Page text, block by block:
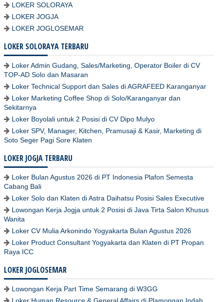
LOKER SOLORAYA
LOKER JOGJA
LOKER JOGLOSEMAR
LOKER SOLORAYA TERBARU
Loker Admin Gudang, Sales/Marketing, Operator Boiler di CV
TOP-AD Solo dan Masaran
Loker Technical Support dan Sales di AGRAFEED Karanganyar
Loker Marketing Coffee Shop di Solo/Karanganyar dan
Sekitarnya
Loker Boyolali untuk 2 Posisi di CV Dipo Mulyo
Loker SPV, Manager, Kitchen, Pramusaji & Kasir, Marketing di
Soto Seger Pagi Sore Klaten
LOKER JOGJA TERBARU
Loker Bulan Agustus 2026 di PT Indonesia Plafon Semesta
Cabang Bali
Loker Solo dan Klaten di Astra Daihatsu Posisi Sales Executive
Lowongan Kerja Jogja untuk 2 Posisi di Java Tirta Salon Khusus
Wanita
Loker CV Mulia Arkonindo Yogyakarta Bulan Agustus 2026
Loker Product Consultant Yogyakarta dan Klaten di PT Propan
Raya ICC
LOKER JOGLOSEMAR
Lowongan Kerja Part Time Semarang di W3GG
Loker Human Resource & General Affairs di Plamongan Indah